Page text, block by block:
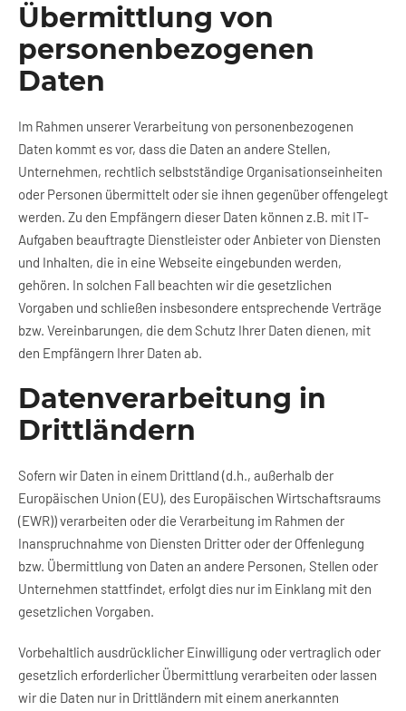
Übermittlung von
personenbezogenen
Daten
Im Rahmen unserer Verarbeitung von personenbezogenen
Daten kommt es vor, dass die Daten an andere Stellen,
Unternehmen, rechtlich selbstständige Organisationseinheiten
oder Personen übermittelt oder sie ihnen gegenüber offengelegt
werden. Zu den Empfängern dieser Daten können z.B. mit IT-
Aufgaben beauftragte Dienstleister oder Anbieter von Diensten
und Inhalten, die in eine Webseite eingebunden werden,
gehören. In solchen Fall beachten wir die gesetzlichen
Vorgaben und schließen insbesondere entsprechende Verträge
bzw. Vereinbarungen, die dem Schutz Ihrer Daten dienen, mit
den Empfängern Ihrer Daten ab.
Datenverarbeitung in
Drittländern
Sofern wir Daten in einem Drittland (d.h., außerhalb der
Europäischen Union (EU), des Europäischen Wirtschaftsraums
(EWR)) verarbeiten oder die Verarbeitung im Rahmen der
Inanspruchnahme von Diensten Dritter oder der Offenlegung
bzw. Übermittlung von Daten an andere Personen, Stellen oder
Unternehmen stattfindet, erfolgt dies nur im Einklang mit den
gesetzlichen Vorgaben.
Vorbehaltlich ausdrücklicher Einwilligung oder vertraglich oder
gesetzlich erforderlicher Übermittlung verarbeiten oder lassen
wir die Daten nur in Drittländern mit einem anerkannten